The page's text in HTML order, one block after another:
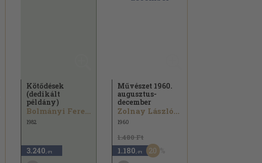
Kötődések
(dedikált
példány)
Bolmányi Ferenc...
1982
3.240 ,-Ft
Művészet 1960.
augusztus-
december
Zolnay László...
1960
1.480 Ft
1.180 ,-Ft 20